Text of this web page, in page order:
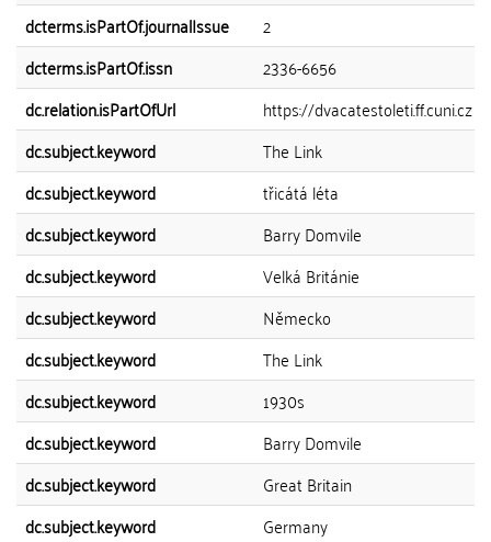
dcterms.isPartOf.journalIssue
2
dcterms.isPartOf.issn
2336-6656
dc.relation.isPartOfUrl
https://dvacatestoleti.ff.cuni.cz
dc.subject.keyword
The Link
dc.subject.keyword
třicátá léta
dc.subject.keyword
Barry Domvile
dc.subject.keyword
Velká Británie
dc.subject.keyword
Německo
dc.subject.keyword
The Link
dc.subject.keyword
1930s
dc.subject.keyword
Barry Domvile
dc.subject.keyword
Great Britain
dc.subject.keyword
Germany